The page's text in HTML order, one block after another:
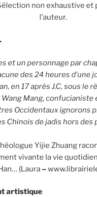
non exhaustive et
l’auteur.
et un personnage par
des 24 heures d’une
en 17 après J.C, sous le
Wang Mang,
Occidentaux ignorons
Chinois de jadis hors des
»
Yijie Zhuang
vivante la vie
(Laura–
artistique